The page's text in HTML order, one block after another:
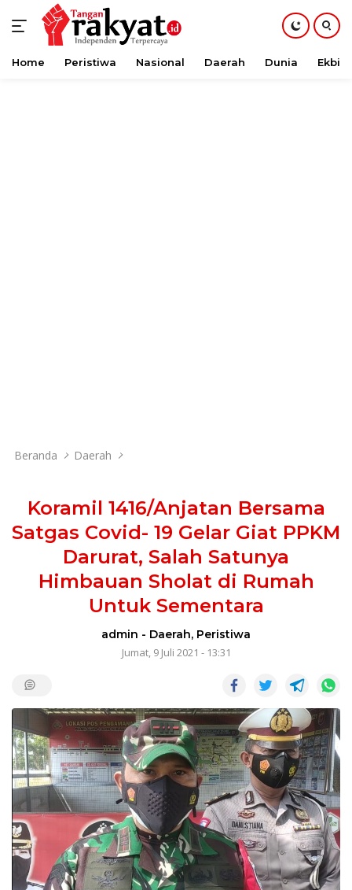
Langsung
Home Peristiwa Nasional Daerah Dunia Ekbis
Beranda Daerah
Koramil 1416/Anjatan Bersama
Satgas Covid- 19 Gelar Giat PPKM
Darurat, Salah Satunya
Himbauan Sholat di Rumah
Untuk Sementara
admin - Daerah, Peristiwa
Jumat, 9 Juli 2021 - 13:31